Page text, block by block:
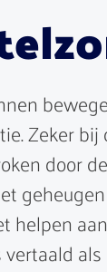
Zeker bij
door
helpen